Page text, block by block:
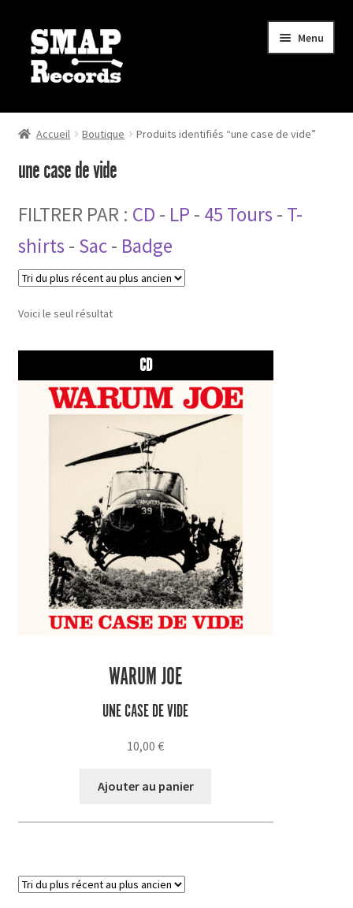
Aller
navigation
Aller
contenu
Menu
Boutique
le
Mon panier
Contact
Accueil Boutique Produits identifiés “une case de vide”
une case de vide
FILTRER PAR : CD - LP - 45 Tours - T-
shirts - Sac- Badge
Voici le seul résultat
CD
WARUM JOE
UNE CASE DE VIDE
10,00€
Ajouter au panier